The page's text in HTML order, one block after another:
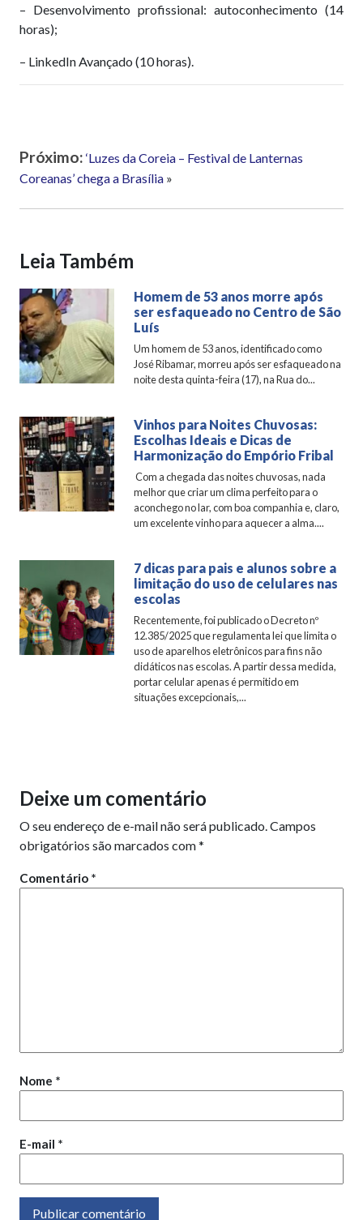
– Desenvolvimento profissional: autoconhecimento (14
horas);
– LinkedIn Avançado (10 horas).
Próximo: ‘Luzes da Coreia – Festival de Lanternas
Coreanas’ chega a Brasília »
Leia Também
Homem de 53 anos morre após
ser esfaqueado no Centro de São
Luís
Um homem de 53 anos, identificado como
José Ribamar, morreu após ser esfaqueado na
noite desta quinta-feira (17), na Rua do...
Vinhos para Noites Chuvosas:
Escolhas Ideais e Dicas de
Harmonização do Empório Fribal
Com a chegada das noites chuvosas, nada
melhor que criar um clima perfeito para o
aconchego no lar, com boa companhia e, claro,
um excelente vinho para aquecer a alma....
7 dicas para pais e alunos sobre a
limitação do uso de celulares nas
escolas
Recentemente, foi publicado o Decreto nº
12.385/2025 que regulamenta lei que limita o
uso de aparelhos eletrônicos para fins não
didáticos nas escolas. A partir dessa medida,
portar celular apenas é permitido em
situações excepcionais,...
Deixe um comentário
O seu endereço de e-mail não será publicado. Campos
obrigatórios são marcados com*
Comentário *
Nome *
E-mail *